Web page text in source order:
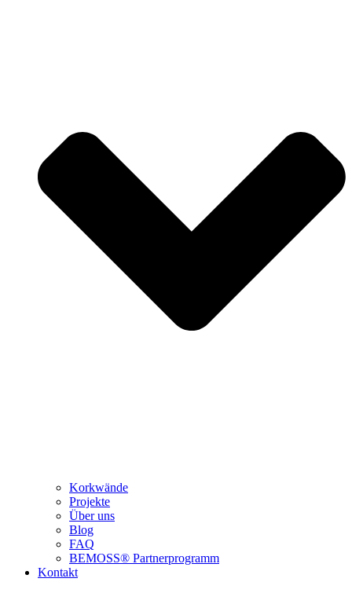
Korkwände
Projekte
Über uns
Blog
FAQ
BEMOSS® Partnerprogramm​
Kontakt